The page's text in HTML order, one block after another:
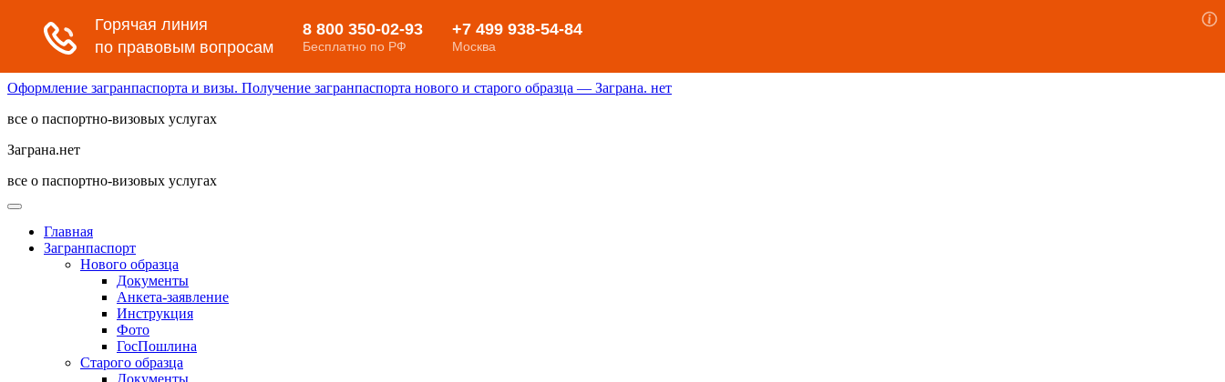
Оформление загранпаспорта и визы. Получение загранпаспорта нового и старого образца — Заграна. нет
все о паспортно-визовых услугах
Заграна.нет
все о паспортно-визовых услугах
Главная
Загранпаспорт
Нового образца
Документы
Анкета-заявление
Инструкция
Фото
ГосПошлина
Старого образца
Документы